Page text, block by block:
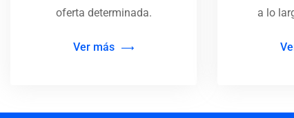
oferta determinada.
Ver más
a lo